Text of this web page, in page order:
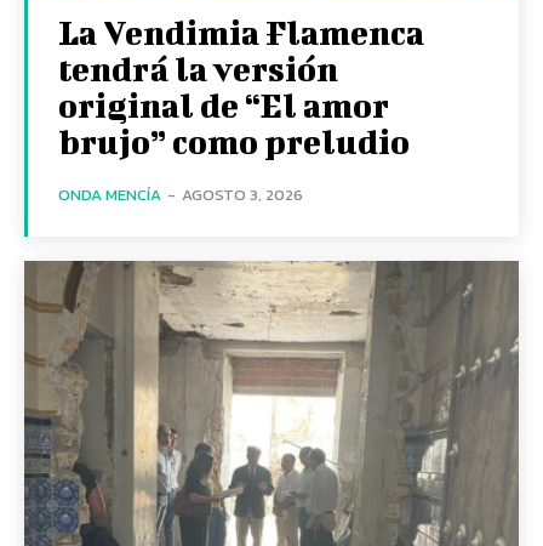
La Vendimia Flamenca
tendrá la versión
original de “El amor
brujo” como preludio
ONDA MENCÍA - AGOSTO 3, 2026